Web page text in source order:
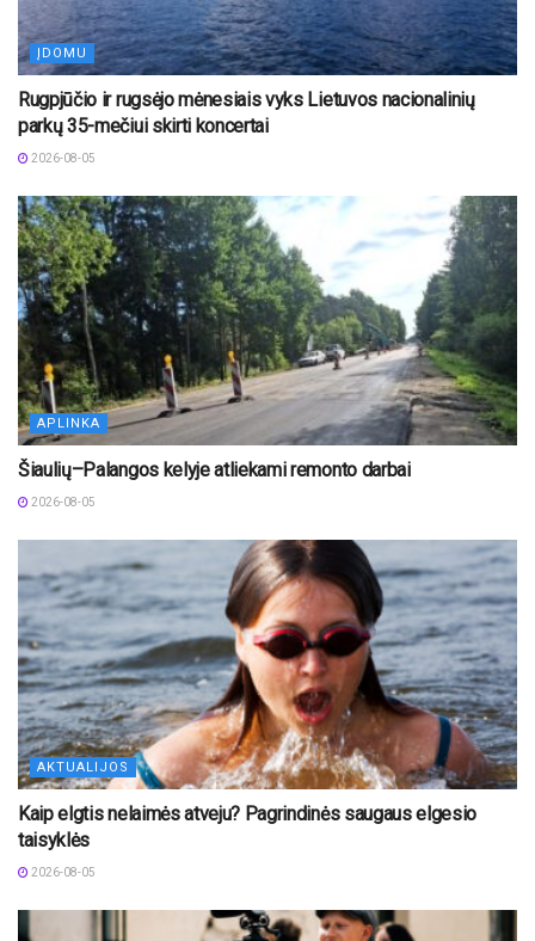
ĮDOMU
Rugpjūčio ir rugsėjo mėnesiais vyks Lietuvos nacionalinių
parkų 35-mečiui skirti koncertai
2026-08-05
APLINKA
Šiaulių–Palangos kelyje atliekami remonto darbai
2026-08-05
AKTUALIJOS
Kaip elgtis nelaimės atveju? Pagrindinės saugaus elgesio
taisyklės
2026-08-05